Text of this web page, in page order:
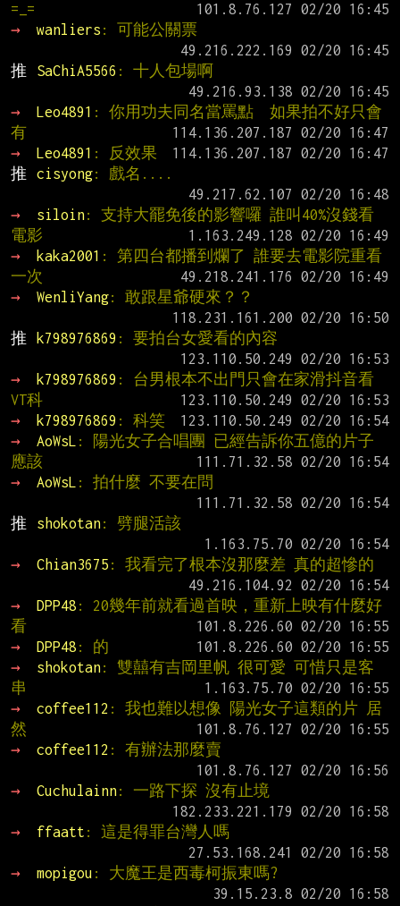
=_=
→
wanliers : 可能公關票
推
SaChiA5566 : 十人包場啊
→
Leo4891 : 你用功夫同名當罵點  如果拍不好只會
有
→
Leo4891 : 反效果
推
cisyong: 戲名....
→
siloin: 支持大罷免後的影響囉 誰叫40%沒錢看
電影
→
kaka2001 : 第四台都播到爛了 誰要去電影院重看
一次
→
WenliYang: 敢跟星爺硬來？？
推
k798976869 : 要拍台女愛看的內容
→
k798976869 : 台男根本不出門只會在家滑抖音看
VT科
→
k798976869 : 科笑
→
AoWsL : 陽光女子合唱團 已經告訴你五億的片子
應該
→
AoWsL : 拍什麼 不要在問
推
shokotan: 劈腿活該
→
Chian3675 : 我看完了根本沒那麼差 真的超慘的
→
DPP48 : 20幾年前就看過首映，重新上映有什麼好
看
→
DPP48 : 的
→
shokotan: 雙囍有吉岡里帆 很可愛 可惜只是客
串
→
coffee112 : 我也難以想像 陽光女子這類的片 居
然
→
coffee112 : 有辦法那麼賣
→
Cuchulainn: 一路下探 沒有止境
→
ffaatt : 這是得罪台灣人嗎
→
mopigou : 大魔王是西毒柯振東嗎?